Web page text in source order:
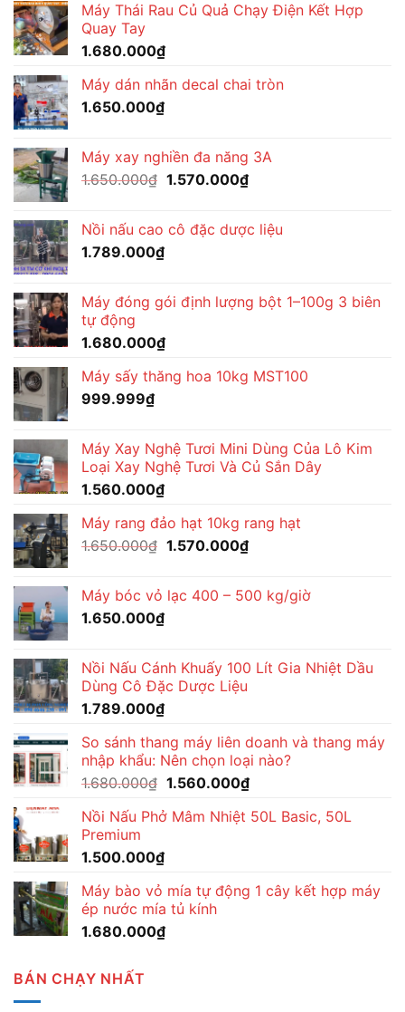
1.680.000₫. là:
Máy Thái Rau Củ Quả Chạy Điện Kết Hợp
Quay Tay
1.680.000₫
Máy dán nhãn decal chai tròn
1.650.000₫
Máy xay nghiền đa năng 3A
1.650.000₫ Giá
1.650.000₫.
1.570.000₫Giá
là:
Nồi nấu cao cô đặc dược liệu
1.789.000₫
Máy đóng gói định lượng bột 1–100g 3 biên
tự động
1.680.000₫
Máy sấy thăng hoa 10kg MST100
999.999₫
Máy Xay Nghệ Tươi Mini Dùng Của Lô Kim
Loại Xay Nghệ Tươi Và Củ Sắn Dây
1.560.000₫
Máy rang đảo hạt 10kg rang hạt
1.650.000₫ Giá
1.650.000₫.
1.570.000₫Giá
là:
Máy bóc vỏ lạc 400 – 500 kg/giờ
1.650.000₫
Nồi Nấu Cánh Khuấy 100 Lít Gia Nhiệt Dầu
Dùng Cô Đặc Dược Liệu
1.789.000₫
So sánh thang máy liên doanh và thang máy
nhập khẩu: Nên chọn loại nào?
1.680.000₫ Giá
là:
1.560.000₫Giá
tại
Nồi Nấu Phở Mâm Nhiệt 50L Basic, 50L
Premium
1.500.000₫
Máy bào vỏ mía tự động 1 cây kết hợp máy
ép nước mía tủ kính
1.680.000₫
BÁN CHẠY NHẤT